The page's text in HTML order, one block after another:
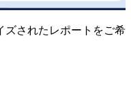
ズされたレポートをご希